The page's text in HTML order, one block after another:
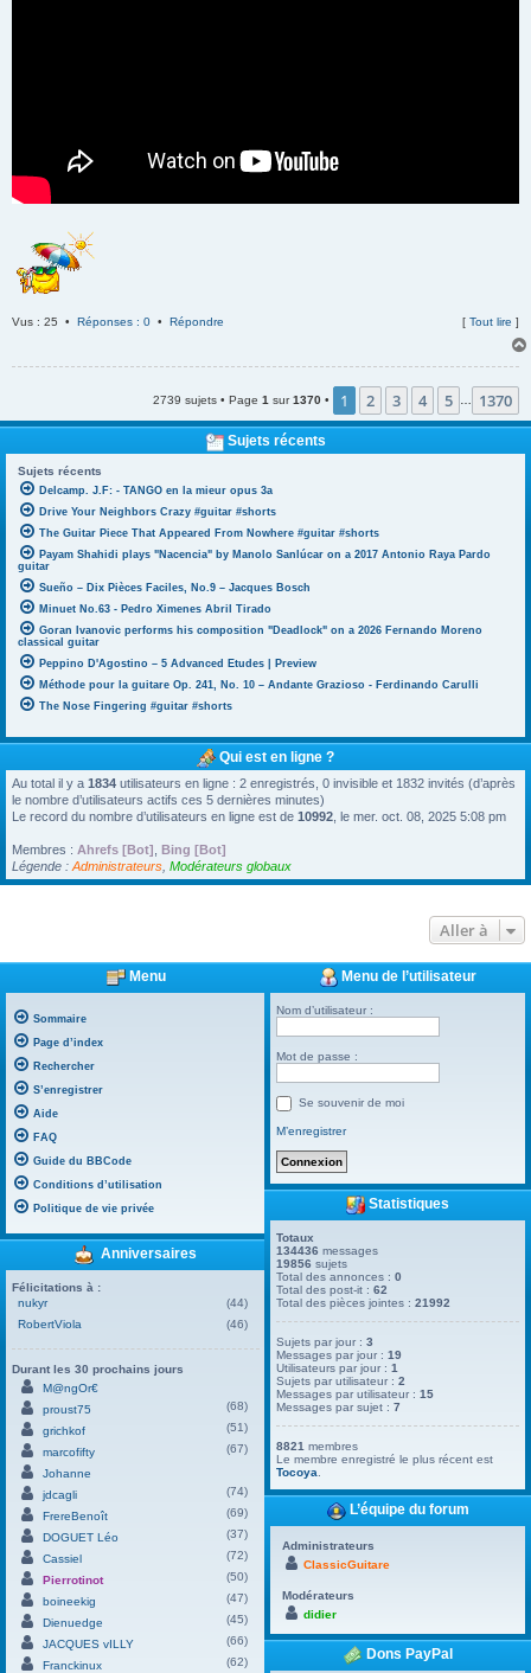
Vus : 25 • Réponses : 0 • Répondre [ Tout lire ]
2739 sujets • Page 1 sur1370 • 1 2 3 4 5 1370
Sujets récents
Sujets récents
Delcamp. J.F: - TANGO en la mieur opus 3a
Drive Your Neighbors Crazy #guitar #shorts
The Guitar Piece That Appeared From Nowhere #guitar #shorts
Payam Shahidi plays "Nacencia" by Manolo Sanlúcar on a 2017 Antonio Raya Pardo
guitar
Sueño – Dix Pièces Faciles, No.9 – Jacques Bosch
Minuet No.63 - Pedro Ximenes Abril Tirado
Goran Ivanovic performs his composition "Deadlock" on a 2026 Fernando Moreno
classical guitar
Peppino D'Agostino – 5 Advanced Etudes | Preview
Méthode pour la guitare Op. 241, No. 10 – Andante Grazioso - Ferdinando Carulli
The Nose Fingering #guitar #shorts
Qui est en ligne ?
Au total il y a 1834 utilisateurs en ligne : 2 enregistrés, 0 invisible et 1832 invités (d’après
le nombre d’utilisateurs actifs ces 5 dernières minutes)
Le record du nombre d’utilisateurs en ligne est de 10992 , le mer. oct. 08, 2025 5:08 pm
Membres : Ahrefs [Bot] Bing [Bot]
Légende : Administrateurs Modérateurs globaux
Aller à
Menu
Sommaire
Page d’index
Rechercher
S’enregistrer
Aide
FAQ
Guide du BBCode
Conditions d’utilisation
Politique de vie privée
Anniversaires
Félicitations à :
nukyr
(44)
RobertViola
(46)
Durant les 30 prochains jours
M@ngOr€
proust75
(68)
grichkof
(51)
marcofifty
(67)
Johanne
jdcagli
(74)
FrereBenoît
(69)
DOGUET Léo
(37)
Cassiel
(72)
Pierrotinot
(50)
boineekig
(47)
Dienuedge
(45)
JACQUES vILLY
(66)
Franckinux
(62)
Menu de l’utilisateur
Nom d’utilisateur :
Mot de passe :
Se souvenir de moi
M’enregistrer
Statistiques
Totaux
134436 messages
19856 sujets
Total des annonces :0
Total des post-it :62
Total des pièces jointes :21992
Sujets par jour :3
Messages par jour :19
Utilisateurs par jour :1
Sujets par utilisateur :2
Messages par utilisateur :15
Messages par sujet :7
8821 membres
Le membre enregistré le plus récent est
Tocoya
L’équipe du forum
Administrateurs
ClassicGuitare
Modérateurs
didier
Dons PayPal